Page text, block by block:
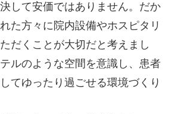
して安価ではありません。だか
た方々に院内設備やホスピタリ
だくことが大切だと考えまし
ルのような空間を意識し、患者
てゆったり過ごせる環境づくり